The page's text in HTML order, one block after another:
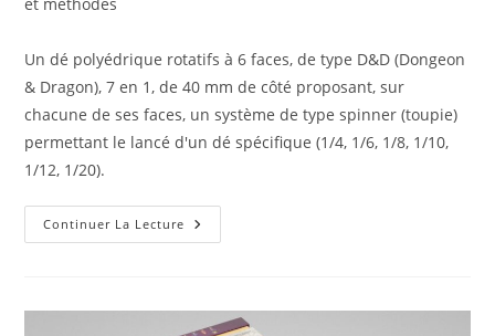
Un dé polyédrique rotatifs à 6 faces, de type D&D (Dongeon
& Dragon), 7 en 1, de 40 mm de côté proposant, sur
chacune de ses faces, un système de type spinner (toupie)
permettant le lancé d'un dé spécifique (1/4, 1/6, 1/8, 1/10,
1/12, 1/20).
Continuer La Lecture Dé
Spinner